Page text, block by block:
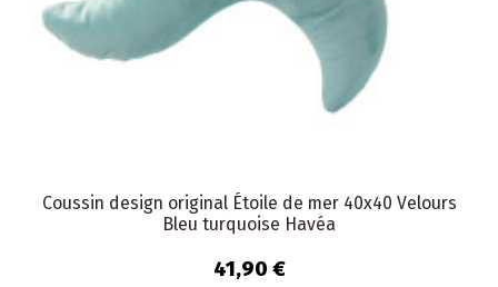
Coussin design original Étoile de mer 40x40 Velours
Bleu turquoise Havéa
41,90 €